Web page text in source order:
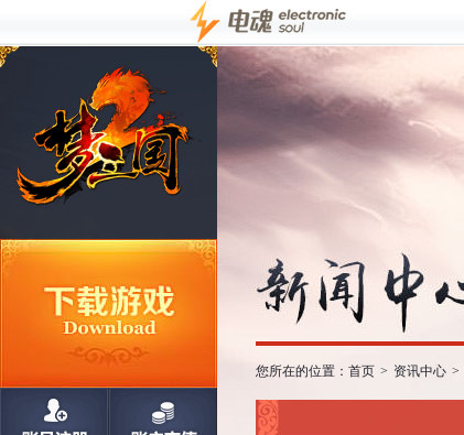
您所在的位置： 首页 > 资讯中心 >